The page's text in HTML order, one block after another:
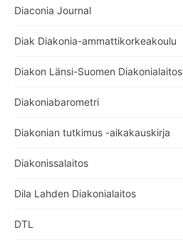
Diaconia Journal
Diak Diakonia-ammattikorkeakoulu
Diakon Länsi-Suomen Diakonialaitos
Diakoniabarometri
Diakonian tutkimus -aikakauskirja
Diakonissalaitos
Dila Lahden Diakonialaitos
DTL